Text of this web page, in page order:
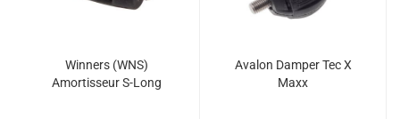
Winners (WNS)
Amortisseur S-Long
Avalon Damper Tec X
Maxx